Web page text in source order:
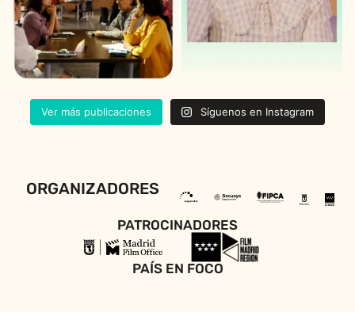
Ver más publicaciones Síguenos en Instagram
ORGANIZADORES
PATROCINADORES
PAÍS EN FOCO